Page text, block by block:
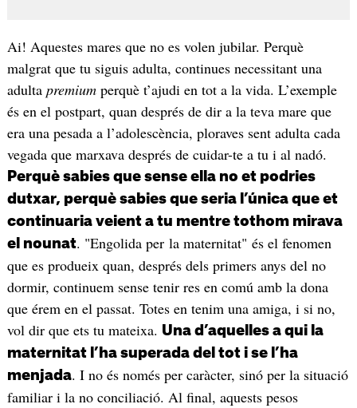
Ai! Aquestes mares que no es volen jubilar. Perquè
malgrat que tu siguis adulta, continues necessitant una
adulta premiumperquè t’ajudi en tot a la vida. L’exemple
és en el postpart, quan després de dir a la teva mare que
era una pesada a l’adolescència, ploraves sent adulta cada
vegada que marxava després de cuidar-te a tu i al nadó.
Perquè sabies que sense ella no et podries
dutxar, perquè sabies que seria l’única que et
continuaria veient a tu mentre tothom mirava
el nounat. "Engolida per la maternitat" és el fenomen
que es produeix quan, després dels primers anys del no
dormir, continuem sense tenir res en comú amb la dona
que érem en el passat. Totes en tenim una amiga, i si no,
vol dir que ets tu mateixa. Una d’aquelles a qui la
maternitat l’ha superada del tot i se l’ha
menjada. I no és només per caràcter, sinó per la situació
familiar i la no conciliació. Al final, aquests pesos